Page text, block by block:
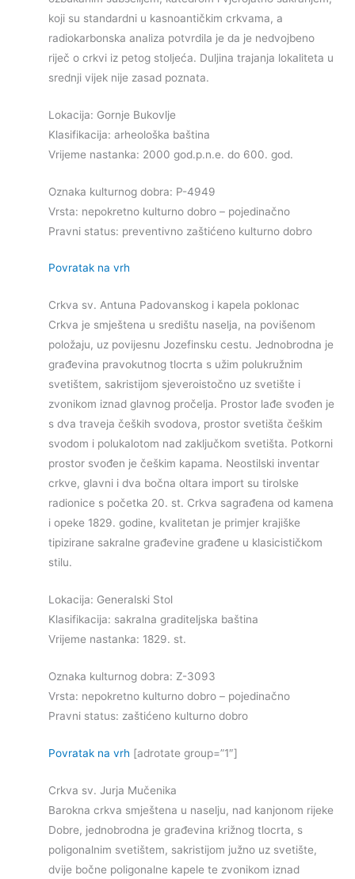
koji su standardni u kasnoantičkim crkvama, a
radiokarbonska analiza potvrdila je da je nedvojbeno
riječ o crkvi iz petog stoljeća. Duljina trajanja lokaliteta u
srednji vijek nije zasad poznata.
Lokacija: Gornje Bukovlje
Klasifikacija: arheološka baština
Vrijeme nastanka: 2000 god.p.n.e. do 600. god.
Oznaka kulturnog dobra: P-4949
Vrsta: nepokretno kulturno dobro – pojedinačno
Pravni status: preventivno zaštićeno kulturno dobro
Povratak na vrh
Crkva sv. Antuna Padovanskog i kapela poklonac
Crkva je smještena u središtu naselja, na povišenom
položaju, uz povijesnu Jozefinsku cestu. Jednobrodna je
građevina pravokutnog tlocrta s užim polukružnim
svetištem, sakristijom sjeveroistočno uz svetište i
zvonikom iznad glavnog pročelja. Prostor lađe svođen je
s dva traveja čeških svodova, prostor svetišta češkim
svodom i polukalotom nad zaključkom svetišta. Potkorni
prostor svođen je češkim kapama. Neostilski inventar
crkve, glavni i dva bočna oltara import su tirolske
radionice s početka 20. st. Crkva sagrađena od kamena
i opeke 1829. godine, kvalitetan je primjer krajiške
tipizirane sakralne građevine građene u klasicističkom
stilu.
Lokacija: Generalski Stol
Klasifikacija: sakralna graditeljska baština
Vrijeme nastanka: 1829. st.
Oznaka kulturnog dobra: Z-3093
Vrsta: nepokretno kulturno dobro – pojedinačno
Pravni status: zaštićeno kulturno dobro
Povratak na vrh [adrotate group=”1″]
Crkva sv. Jurja Mučenika
Barokna crkva smještena u naselju, nad kanjonom rijeke
Dobre, jednobrodna je građevina križnog tlocrta, s
poligonalnim svetištem, sakristijom južno uz svetište,
dvije bočne poligonalne kapele te zvonikom iznad